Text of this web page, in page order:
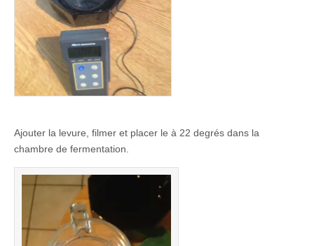
Ajouter la levure, filmer et placer le à 22 degrés dans la
chambre de fermentation.